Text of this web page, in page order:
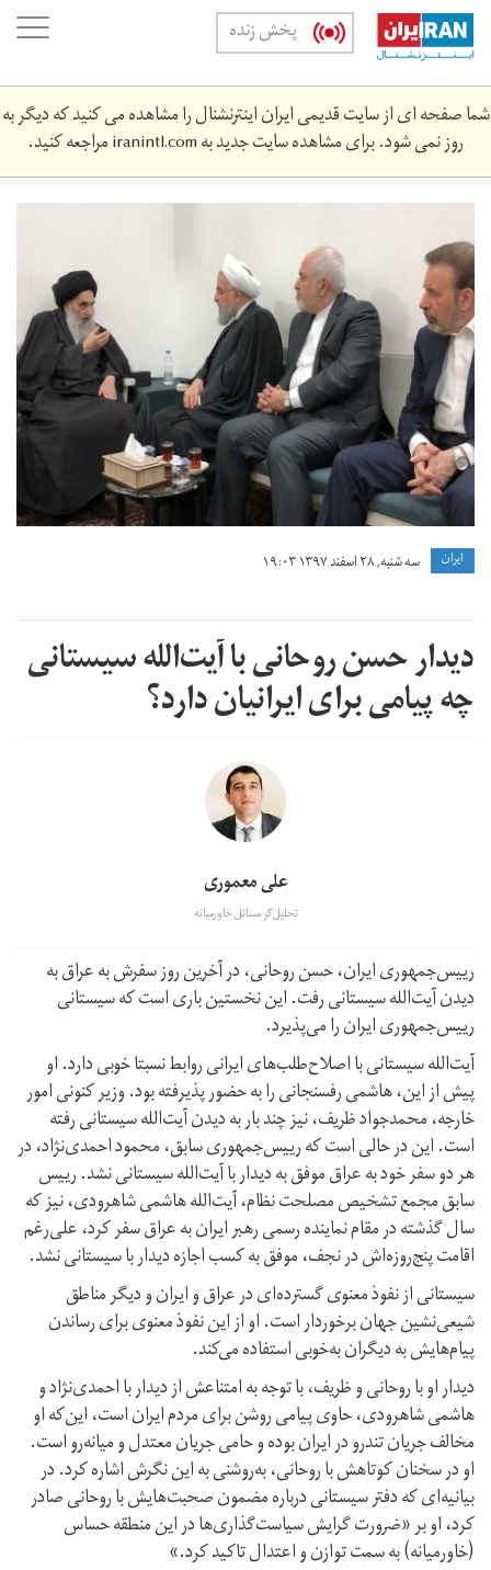
Skip
main
content
پخش زنده
شما صفحه ای از سایت قدیمی ایران اینترنشنال را مشاهده می کنید که دیگر به
روز نمی شود. برای مشاهده سایت جدید بهiranintl.comمراجعه کنید.
n83242540-
72901637.jpg
ايران سه شنبه, ۲۸ اسفند ۱۳۹۷ ۱۹:۰۳
دیدار حسن روحانی با آیت‌الله سیستانی
چه پیامی برای ایرانیان دارد؟
علی معموری
تحلیل‌گر مسائل خاورمیانه
رییس‌جمهوری ایران، حسن روحانی، در آخرین روز سفرش به عراق به
دیدن آیت‌الله سیستانی رفت. این نخستین باری است که سیستانی
رییس‌جمهوری ایران را می‌پذیرد.
آیت‌الله سیستانی با اصلاح‌طلب‌های ایرانی روابط نسبتا خوبی دارد. او
پیش از این، هاشمی رفسنجانی را به حضور پذیرفته بود. وزیر کنونی امور
خارجه، محمد‌جواد ظریف، نیز چند بار به دیدن آیت‌الله سیستانی رفته
است. این در حالی است که رییس‌جمهوری سابق، محمود احمدی‌نژاد، در
هر دو سفر خود به عراق موفق به دیدار با آیت‌‌الله سیستانی نشد. ريیس
سابق مجمع تشخیص مصلحت نظام، آیت‌الله هاشمی شاهرودی، نیز که
سال گذشته در مقام نماینده رسمی رهبر ایران به عراق سفر کرد، علی‌رغم
اقامت پنج‌روزه‌اش در نجف، موفق به کسب اجازه دیدار با سیستانی نشد.
سیستانی از نفوذ معنوی گسترده‌ای در عراق و ایران و دیگر مناطق
شیعی‌نشین جهان برخوردار است. او از این نفوذ معنوی برای رساندن
پیام‌هایش به دیگران به‌خوبی استفاده می‌کند.
دیدار او با روحانی و ظریف، با توجه به امتناعش از دیدار با احمدی‌نژاد و
هاشمی شاهرودی، حاوی پیامی روشن برای مردم ایران است، این‌‌که او
مخالف جریان تندرو در ایران بوده و حامی جریان معتدل و میانه‌رو است.
او در سخنان کوتاهش با روحانی، به‌روشنی به این نگرش اشاره کرد. در
بیانیه‌ای که دفتر سیستانی درباره مضمون صحبت‌هایش با روحانی صادر
کرد، او بر «ضرورت گرایش سیاست‌گذاری‌ها در این منطقه حساس
(خاورمیانه) به سمت توازن و اعتدال تاکید کرد.»